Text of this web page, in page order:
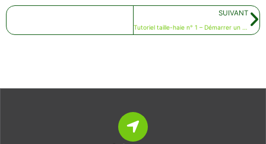
SUIVANT
Tutoriel taille-haie n° 1 – Démarrer un taille-haie thermique